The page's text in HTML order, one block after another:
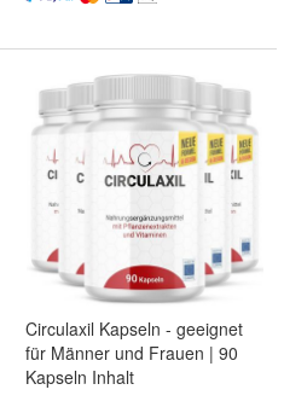
Circulaxil Kapseln - geeignet
für Männer und Frauen | 90
Kapseln Inhalt